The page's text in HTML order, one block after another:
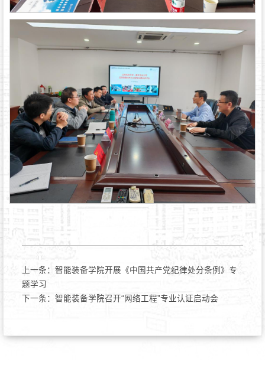
上一条： 智能装备学院开展《中国共产党纪律处分条例》专
题学习
下一条： 智能装备学院召开“网络工程”专业认证启动会